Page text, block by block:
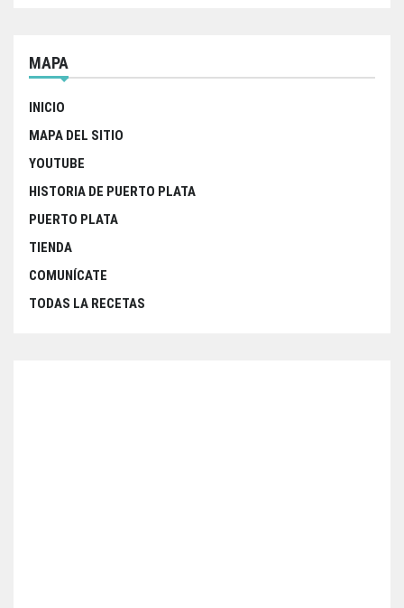
MAPA
INICIO
MAPA DEL SITIO
YOUTUBE
HISTORIA DE PUERTO PLATA
PUERTO PLATA
TIENDA
COMUNÍCATE
TODAS LA RECETAS